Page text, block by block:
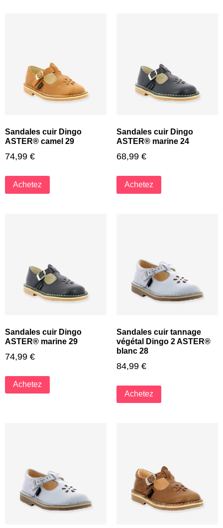
Sandales cuir Dingo
ASTER® camel 29
74,99 €
Achetez
Sandales cuir Dingo
ASTER® marine 24
68,99 €
Achetez
Sandales cuir Dingo
ASTER® marine 29
74,99 €
Achetez
Sandales cuir tannage
végétal Dingo 2 ASTER®
blanc 28
84,99 €
Achetez